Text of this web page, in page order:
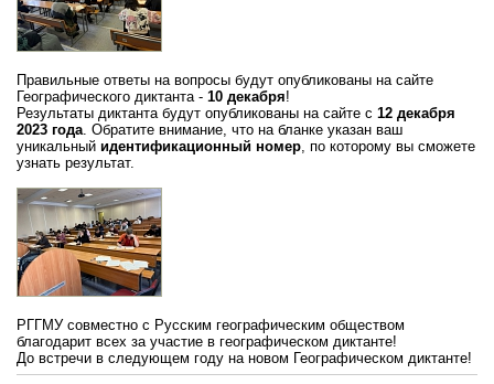
Правильные ответы на вопросы будут опубликованы на сайте
Географического диктанта - 10 декабря!
Результаты диктанта будут опубликованы на сайте с 12 декабря
2023 года . Обратите внимание, что на бланке указан ваш
уникальный идентификационный номер , по которому вы сможете
узнать результат.
РГГМУ совместно с Русским географическим обществом
благодарит всех за участие в географическом диктанте!
До встречи в следующем году на новом Географическом диктанте!